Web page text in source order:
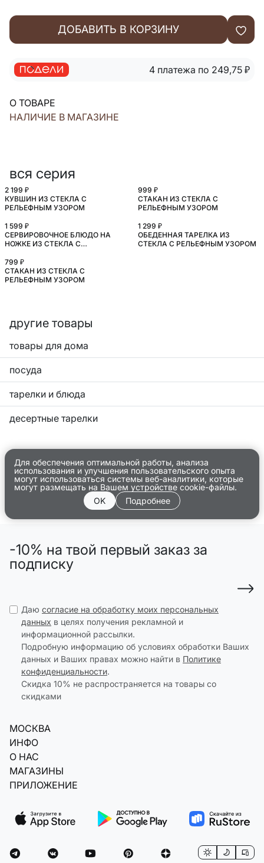
ДОБАВИТЬ В КОРЗИНУ
4 платежа по 249,75 ₽
О ТОВАРЕ
НАЛИЧИЕ В МАГАЗИНЕ
вся серия
2 199 ₽
КУВШИН ИЗ СТЕКЛА С
РЕЛЬЕФНЫМ УЗОРОМ
999 ₽
СТАКАН ИЗ СТЕКЛА С
РЕЛЬЕФНЫМ УЗОРОМ
1 599 ₽
СЕРВИРОВОЧНОЕ БЛЮДО НА
НОЖКЕ ИЗ СТЕКЛА С
1 299 ₽
ОБЕДЕННАЯ ТАРЕЛКА ИЗ
СТЕКЛА С РЕЛЬЕФНЫМ УЗОРОМ
799 ₽
СТАКАН ИЗ СТЕКЛА С
РЕЛЬЕФНЫМ УЗОРОМ
другие товары
товары для дома
посуда
тарелки и блюда
десертные тарелки
Для обеспечения оптимальной работы, анализа
использования и улучшения пользовательского опыта
могут использоваться системы веб-аналитики, которые
могут размещать на Вашем устройстве cookie-файлы.
OK
Подробнее
-10% на твой первый заказ за
подписку
Даю согласие на обработку моих персональных
данных в целях получения рекламной и
информационной рассылки.
Подробную информацию об условиях обработки Ваших
данных и Ваших правах можно найти в Политике
конфиденциальности.
Скидка 10% не распространяется на товары со
скидками
МОСКВА
ИНФО
О НАС
МАГАЗИНЫ
ПРИЛОЖЕНИЕ